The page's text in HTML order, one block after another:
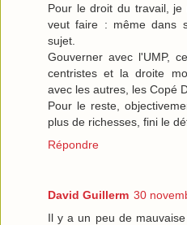
Pour le droit du travail,
veut faire : même dans
sujet.
Gouverner avec l'UMP,
centristes et la droite
avec les autres, les Copé
Pour le reste,
plus de richesses, fini le
Répondre
David Guillerm 30
Il y a un peu de